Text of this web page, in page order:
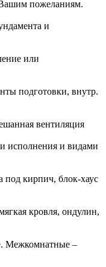
пожеланиям.
и
или
подготовки, внутр.
вентиляция
исполнения и видами
под кирпич, блок-хаус
кровля, ондулин,
Межкомнатные –